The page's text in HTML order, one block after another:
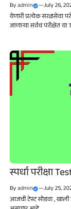
Byadmin —July 26,
येणारी प्रत्येक सरळसेवा
जाणाऱ्या सर्वच परीक्षेत
स्पर्धा परीक्षा
Byadmin —July 25,
आजची टेस्ट सोडवा , खाली